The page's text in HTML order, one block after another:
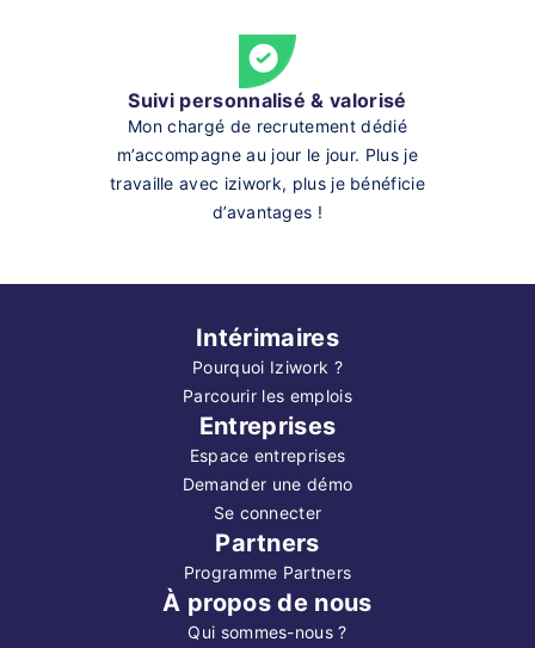
Suivi personnalisé & valorisé
Mon chargé de recrutement dédié
m’accompagne au jour le jour. Plus je
travaille avec iziwork, plus je bénéficie
d’avantages !
Intérimaires
Pourquoi Iziwork ?
Parcourir les emplois
Entreprises
Espace entreprises
Demander une démo
Se connecter
Partners
Programme Partners
À propos de nous
Qui sommes-nous ?